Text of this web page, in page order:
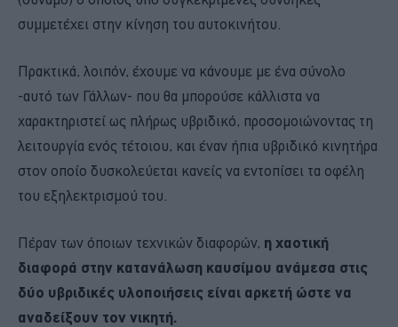
συμμετέχει στην κίνηση του αυτοκινήτου.
Πρακτικά, λοιπόν, έχουμε να κάνουμε με ένα σύνολο
-αυτό των Γάλλων- που θα μπορούσε κάλλιστα να
χαρακτηριστεί ως πλήρως υβριδικό, προσομοιώνοντας τη
λειτουργία ενός τέτοιου, και έναν ήπια υβριδικό κινητήρα
στον οποίο δυσκολεύεται κανείς να εντοπίσει τα οφέλη
του εξηλεκτρισμού του.
Πέραν των όποιων τεχνικών διαφορών, η χαοτική
διαφορά στην κατανάλωση καυσίμου ανάμεσα στις
δύο υβριδικές υλοποιήσεις είναι αρκετή ώστε να
αναδείξουν τον νικητή.